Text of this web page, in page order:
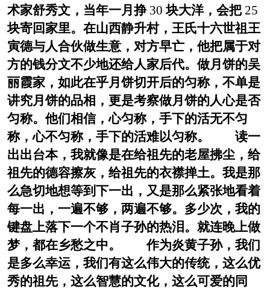
术家舒秀文，当年一月挣 30块大洋，会把 25
块寄回家里。在山西静升村，王氏十六世祖王
寅德与人合伙做生意，对方早亡，他把属于对
方的钱分文不少地还给人家后代。做月饼的吴
丽霞家，如此在乎月饼切开后的匀称，不单是
讲究月饼的品相，更是考察做月饼的人心是否
匀称。他们相信，心匀称，手下的活无不匀
称，心不匀称，手下的活难以匀称。 读一
出出台本，我就像是在给祖先的老屋拂尘，给
祖先的德容擦灰，给祖先的衣襟掸土。我是那
么急切地想等到下一出，又是那么紧张地看着
每一出，一遍不够，两遍不够。多少次，我的
键盘上落下一个不肖子孙的热泪。就连晚上做
梦，都在乡愁之中。 作为炎黄子孙，我们
是多么幸运，我们有这么伟大的传统，这么优
秀的祖先，这么智慧的文化，这么可爱的同